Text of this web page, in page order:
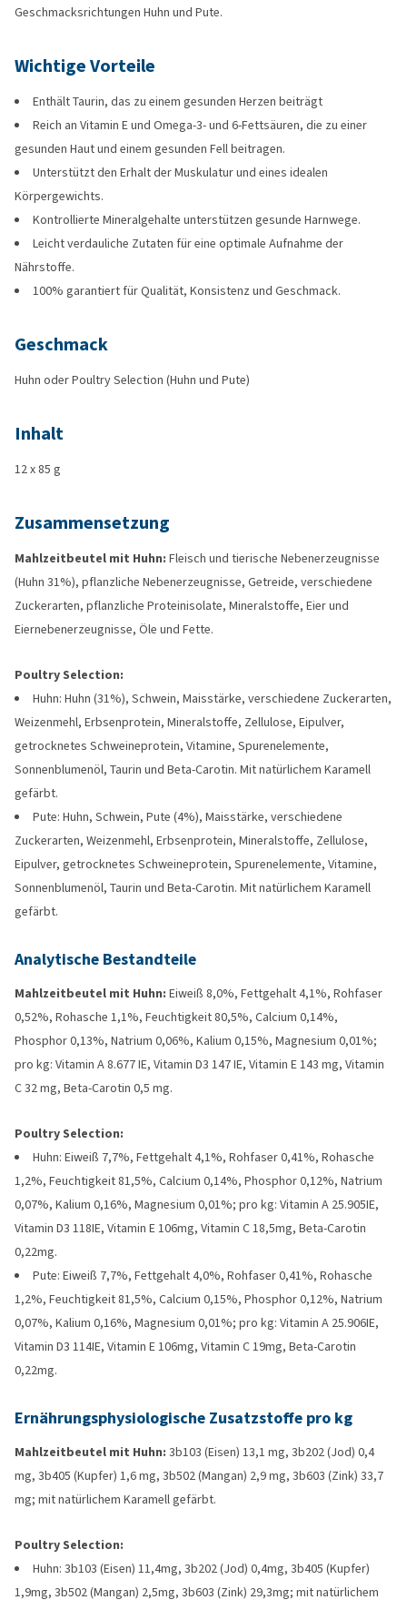
Geschmacksrichtungen Huhn und Pute.
Wichtige Vorteile
Enthält Taurin, das zu einem gesunden Herzen beiträgt
Reich an Vitamin E und Omega-3- und 6-Fettsäuren, die zu einer
gesunden Haut und einem gesunden Fell beitragen.
Unterstützt den Erhalt der Muskulatur und eines idealen
Körpergewichts.
Kontrollierte Mineralgehalte unterstützen gesunde Harnwege.
Leicht verdauliche Zutaten für eine optimale Aufnahme der
Nährstoffe.
100% garantiert für Qualität, Konsistenz und Geschmack.
Geschmack
Huhn oder Poultry Selection (Huhn und Pute)
Inhalt
12 x 85 g
Zusammensetzung
Mahlzeitbeutel mit Huhn: Fleisch und tierische Nebenerzeugnisse
(Huhn 31%), pflanzliche Nebenerzeugnisse, Getreide, verschiedene
Zuckerarten, pflanzliche Proteinisolate, Mineralstoffe, Eier und
Eiernebenerzeugnisse, Öle und Fette.
Poultry Selection:
Huhn: Huhn (31%), Schwein, Maisstärke, verschiedene Zuckerarten,
Weizenmehl, Erbsenprotein, Mineralstoffe, Zellulose, Eipulver,
getrocknetes Schweineprotein, Vitamine, Spurenelemente,
Sonnenblumenöl, Taurin und Beta-Carotin. Mit natürlichem Karamell
gefärbt.
Pute: Huhn, Schwein, Pute (4%), Maisstärke, verschiedene
Zuckerarten, Weizenmehl, Erbsenprotein, Mineralstoffe, Zellulose,
Eipulver, getrocknetes Schweineprotein, Spurenelemente, Vitamine,
Sonnenblumenöl, Taurin und Beta-Carotin. Mit natürlichem Karamell
gefärbt.
Analytische Bestandteile
Mahlzeitbeutel mit Huhn: Eiweiß 8,0%, Fettgehalt 4,1%, Rohfaser
0,52%, Rohasche 1,1%, Feuchtigkeit 80,5%, Calcium 0,14%,
Phosphor 0,13%, Natrium 0,06%, Kalium 0,15%, Magnesium 0,01%;
pro kg: Vitamin A 8.677 IE, Vitamin D3 147 IE, Vitamin E 143 mg, Vitamin
C 32 mg, Beta-Carotin 0,5 mg.
Poultry Selection:
Huhn: Eiweiß 7,7%, Fettgehalt 4,1%, Rohfaser 0,41%, Rohasche
1,2%, Feuchtigkeit 81,5%, Calcium 0,14%, Phosphor 0,12%, Natrium
0,07%, Kalium 0,16%, Magnesium 0,01%; pro kg: Vitamin A 25.905IE,
Vitamin D3 118IE, Vitamin E 106mg, Vitamin C 18,5mg, Beta-Carotin
0,22mg.
Pute: Eiweiß 7,7%, Fettgehalt 4,0%, Rohfaser 0,41%, Rohasche
1,2%, Feuchtigkeit 81,5%, Calcium 0,15%, Phosphor 0,12%, Natrium
0,07%, Kalium 0,16%, Magnesium 0,01%; pro kg: Vitamin A 25.906IE,
Vitamin D3 114IE, Vitamin E 106mg, Vitamin C 19mg, Beta-Carotin
0,22mg.
Ernährungsphysiologische Zusatzstoffe pro kg
Mahlzeitbeutel mit Huhn: 3b103 (Eisen) 13,1 mg, 3b202 (Jod) 0,4
mg, 3b405 (Kupfer) 1,6 mg, 3b502 (Mangan) 2,9 mg, 3b603 (Zink) 33,7
mg; mit natürlichem Karamell gefärbt.
Poultry Selection:
Huhn: 3b103 (Eisen) 11,4mg, 3b202 (Jod) 0,4mg, 3b405 (Kupfer)
1,9mg, 3b502 (Mangan) 2,5mg, 3b603 (Zink) 29,3mg; mit natürlichem